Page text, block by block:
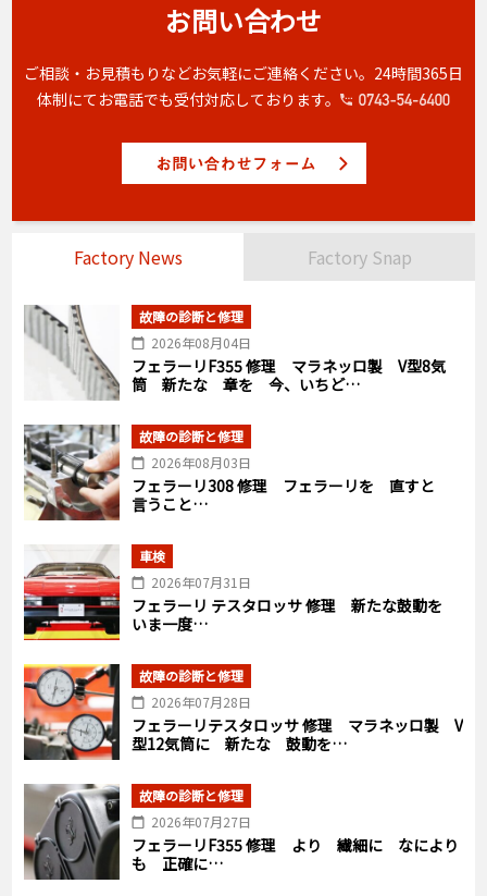
お問い合わせ
ご相談・お見積もりなどお気軽にご連絡ください。 24時間365日
体制にてお電話でも受付対応しております。
Factory News Factory Snap
故障の診断と修理
2026年08月04日
フェラーリF355 修理 マラネッロ製 V型8気
筒 新たな 章を 今、いちど…
故障の診断と修理
2026年08月03日
フェラーリ308 修理 フェラーリを 直すと
言うこと…
車検
2026年07月31日
フェラーリ テスタロッサ 修理 新たな鼓動を
いま一度…
故障の診断と修理
2026年07月28日
フェラーリテスタロッサ 修理 マラネッロ製 V
型12気筒に 新たな 鼓動を…
故障の診断と修理
2026年07月27日
フェラーリF355 修理 より 繊細に なにより
も 正確に…